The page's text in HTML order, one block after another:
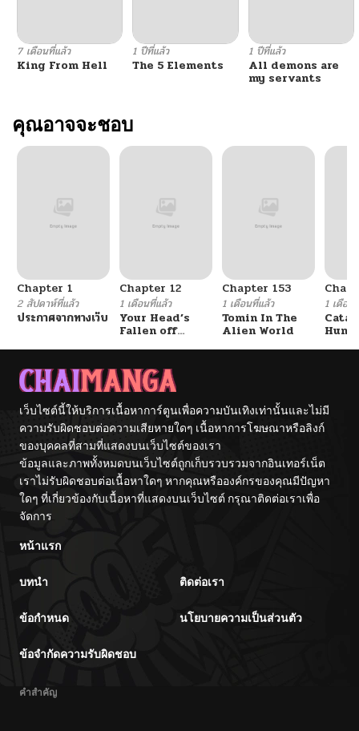
ตอนที่ 93
ตอนที่ 92 10/06/2024
ตอนที่ 91
ตอนที่ 87 10/06/2024
ตอนที่ 85
ตอนที่ 84 10/06/2024
ตอนที่ 83 10/06/2024
ตอนที่ 82
ตอนที่ 79
ตอนที่ 78
7 เดือนที่แล้ว
King From Hell
1 ปีที่แล้ว
The 5 Elements
1 ปีที่แล้ว
All demons are
my servants
คุณอาจจะชอบ
Chapter 1
2 สัปดาห์ที่แล้ว
ประกาศจากทางเว็บ
Chapter 12
1 เดือนที่แล้ว
Your Head’s
Fallen off
Chapter 153
1 เดือนที่แล้ว
Tomin In The
Alien World
1 เดือน
เว็บไซต์นี้ให้บริการเนื้อหาการ์ตูนเพื่อความบันเทิงเท่านั้นและไม่มี
ความรับผิดชอบต่อความเสียหายใดๆ เนื้อหาการโฆษณาหรือลิงก์
ของบุคคลที่สามที่แสดงบนเว็บไซต์ของเรา
ข้อมูลและภาพทั้งหมดบนเว็บไซต์ถูกเก็บรวบรวมจากอินเทอร์เน็ต
เราไม่รับผิดชอบต่อเนื้อหาใดๆ หากคุณหรือองค์กรของคุณมีปัญหา
ใดๆ ที่เกี่ยวข้องกับเนื้อหาที่แสดงบนเว็บไซต์ กรุณาติดต่อเราเพื่อ
จัดการ
หน้าแรก
บทนำ ติดต่อเรา
ข้อกำหนด นโยบายความเป็นส่วนตัว
ข้อจำกัดความรับผิดชอบ
คำสำคัญ